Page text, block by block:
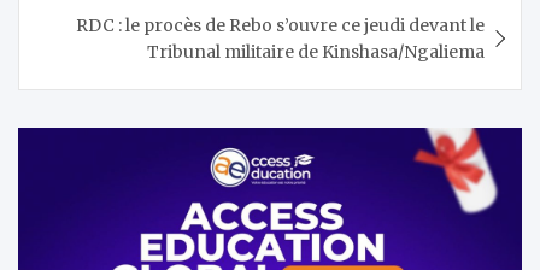
RDC : le procès de Rebo s’ouvre ce jeudi devant le
Tribunal militaire de Kinshasa/Ngaliema